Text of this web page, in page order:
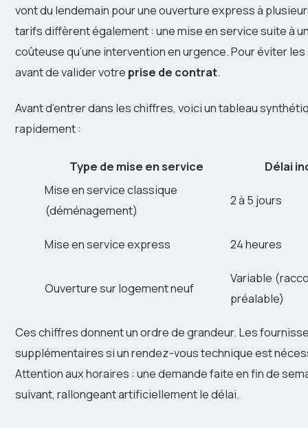
vont du lendemain pour une ouverture express à
tarifs diffèrent également : une mise en service suite à
coûteuse qu’une intervention en urgence. Pour éviter
avant de valider votre prise de contrat.
Avant d’entrer dans les chiffres, voici un tableau
rapidement :
Type de mise en service
Délai
Mise en service classique
(déménagement)
2 à 5 jours
Mise en service express 24 heures
Ouverture sur logement neuf
Variable
préalable)
Ces chiffres donnent un ordre de grandeur. Les
supplémentaires si un rendez-vous technique est
Attention aux horaires : une demande faite en fin de
suivant, rallongeant artificiellement le délai.